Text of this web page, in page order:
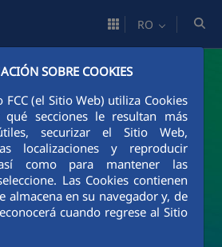
SOBRE COOKIES
FCC (el Sitio Web) utiliza Cookies
qué secciones le resultan más
securizar el Sitio Web,
localizaciones y reproducir
como para mantener las
Las Cookies contienen
almacena en su navegador y, de
cuando regrese al Sitio
RO
FCC Construcción